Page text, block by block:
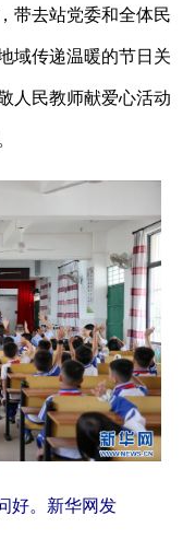
带去站党委和全体民
域传递温暖的节日关
人民教师献爱心活动
好。新华网发